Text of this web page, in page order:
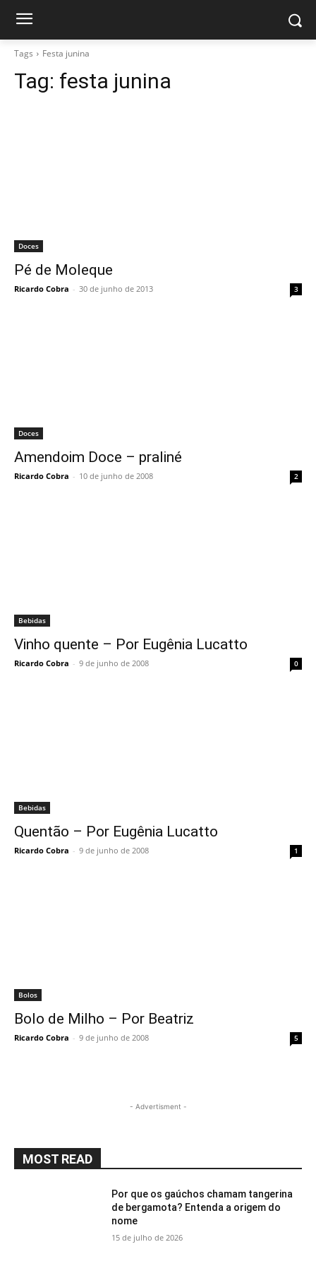
Tags Festa junina
Tag: festa junina
Doces
Pé de Moleque
Ricardo Cobra - 30 de junho de 2013 3
Doces
Amendoim Doce – praliné
Ricardo Cobra - 10 de junho de 2008 2
Bebidas
Vinho quente – Por Eugênia Lucatto
Ricardo Cobra - 9 de junho de 2008 0
Bebidas
Quentão – Por Eugênia Lucatto
Ricardo Cobra - 9 de junho de 2008 1
Bolos
Bolo de Milho – Por Beatriz
Ricardo Cobra - 9 de junho de 2008 5
- Advertisment -
MOST READ
Por que os gaúchos chamam tangerina
de bergamota? Entenda a origem do
nome
15 de julho de 2026